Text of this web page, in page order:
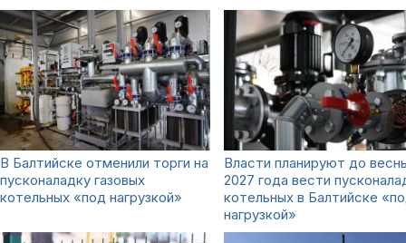
В Балтийске отменили торги на
пусконаладку газовых
котельных «под нагрузкой»
Власти планируют до
2027 года вести
котельных в Балтийске
нагрузкой»